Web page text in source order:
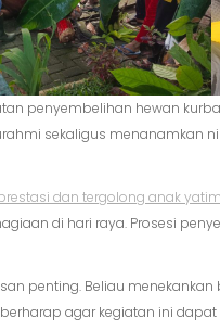
penyembelihan hewan
sekaligus menanamkan
dan tergolong anak yatim
di hari raya. Prosesi
penting. Beliau
agar kegiatan ini